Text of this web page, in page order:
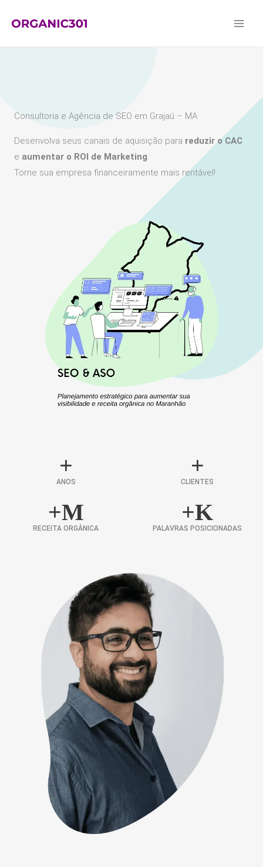
para
Consultoria e Agência de SEO em Grajaú – MA
Desenvolva seus canais de aquisição para reduzir o CAC
e aumentar o ROI de Marketing.
Torne sua empresa financeiramente mais rentável!
+
ANOS
+
CLIENTES
+M
RECEITA ORGÂNICA
+K
PALAVRAS POSICIONADAS